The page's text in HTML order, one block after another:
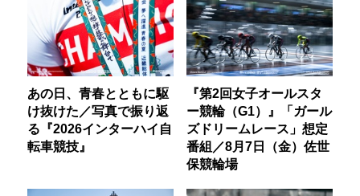
あの日、青春とともに駆
け抜けた／写真で振り返
る『2026インターハイ自
転車競技』
『第2回女子オールスタ
ー競輪（G1）』「ガール
ズドリームレース」想定
番組／8月7日（金）佐世
保競輪場